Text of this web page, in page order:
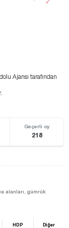
Ajansı tarafından
Geçerli oy
218
alanları, gümrük
HDP Diğer